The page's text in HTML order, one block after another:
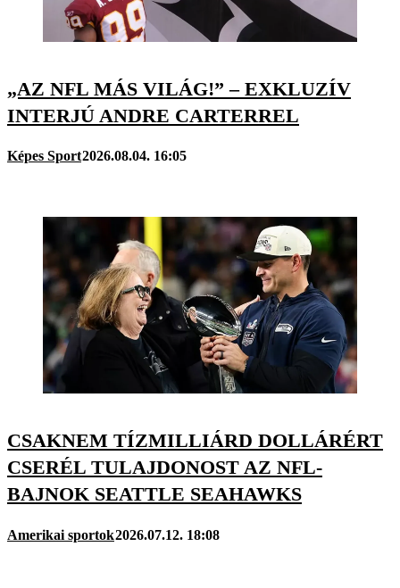
„AZ NFL MÁS VILÁG!” – EXKLUZÍV
INTERJÚ ANDRE CARTERREL
Képes Sport2026.08.04. 16:05
CSAKNEM TÍZMILLIÁRD DOLLÁRÉRT
CSERÉL TULAJDONOST AZ NFL-
BAJNOK SEATTLE SEAHAWKS
Amerikai sportok2026.07.12. 18:08